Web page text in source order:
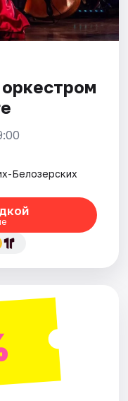
Белозерских